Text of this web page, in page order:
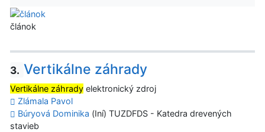
článok
3. Vertikálne záhrady
Vertikálne záhrady elektronický zdroj
Zlámala Pavol
Búryová Dominika (Iní) TUZDFDS - Katedra drevených
stavieb